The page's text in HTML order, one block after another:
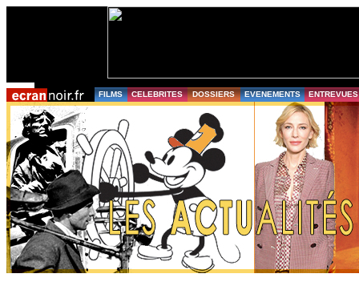
FILMS CELEBRITES DOSSIERS EVENEMENTS ENTREVUES